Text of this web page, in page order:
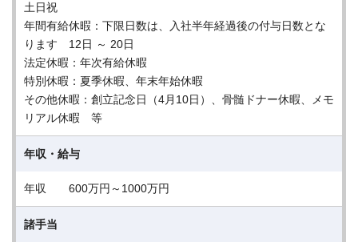
土日祝
年間有給休暇：下限日数は、入社半年経過後の付与日数とな
ります 12日 ～ 20日
法定休暇：年次有給休暇
特別休暇：夏季休暇、年末年始休暇
その他休暇：創立記念日（4月10日）、骨髄ドナー休暇、メモ
リアル休暇 等
年収・給与
年収 600万円～1000万円
諸手当